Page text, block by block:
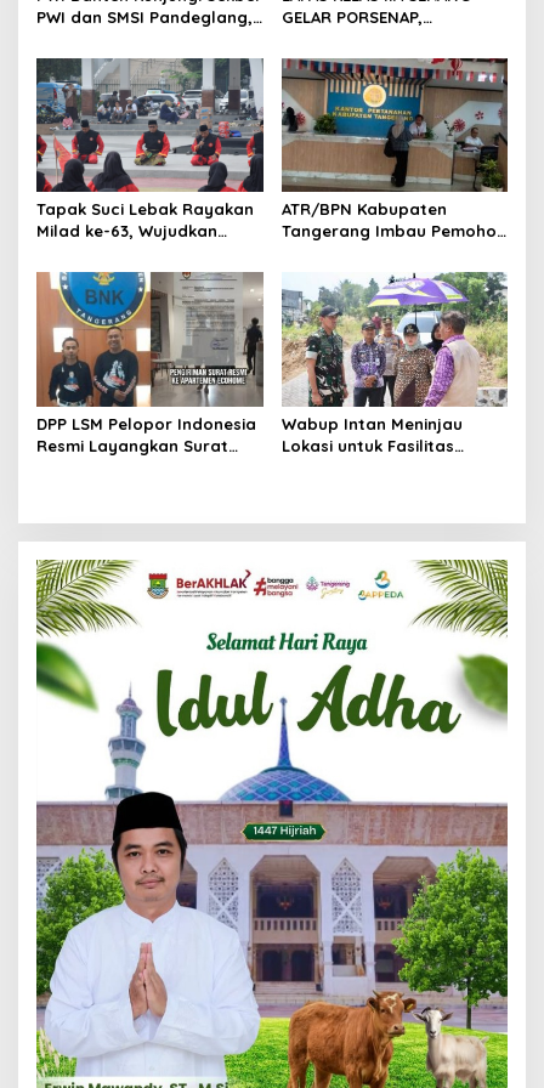
s
PWI dan SMSI Pandeglang,
Konferensi Organisasi
GELAR PORSENAP,
DAN KEBERSAMAAN
Tapak Suci Lebak Rayakan
Milad ke-63, Wujudkan
Menuju Kancah Dunia
ATR/BPN Kabupaten
Tangerang Imbau Pemohon
Berkas Mandek
DPP LSM Pelopor Indonesia
Resmi Layangkan Surat
Wabup Intan Meninjau
Lokasi untuk Fasilitas